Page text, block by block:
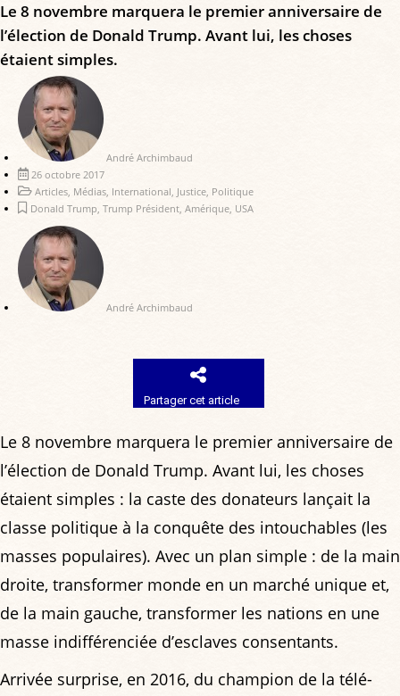
Le 8 novembre marquera le premier anniversaire de
l’élection de Donald Trump. Avant lui, les choses
étaient simples.
André Archimbaud
26 octobre 2017
Articles, Médias, International, Justice, Politique
Donald Trump, Trump Président, Amérique, USA
André Archimbaud
Partager cet article
Le 8 novembre marquera le premier anniversaire de
l’élection de Donald Trump. Avant lui, les choses
étaient simples : la caste des donateurs lançait la
classe politique à la conquête des intouchables (les
masses populaires). Avec un plan simple : de la main
droite, transformer monde en un marché unique et,
de la main gauche, transformer les nations en une
masse indifférenciée d’esclaves consentants.
Arrivée surprise, en 2016, du champion de la télé-